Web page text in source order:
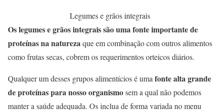
Legumes e grãos integrais
Os legumes e grãos integrais são uma fonte importante de
proteínas na naturezaque em combinação com outros alimentos
como frutas secas, cobrem os requerimentos orteicos diários.
Qualquer um desses grupos alimentícios é uma fonte alta grande
de proteínas para nosso organismosem a qual não podemos
manter a saúde adequada. Os inclua de forma variada no menu